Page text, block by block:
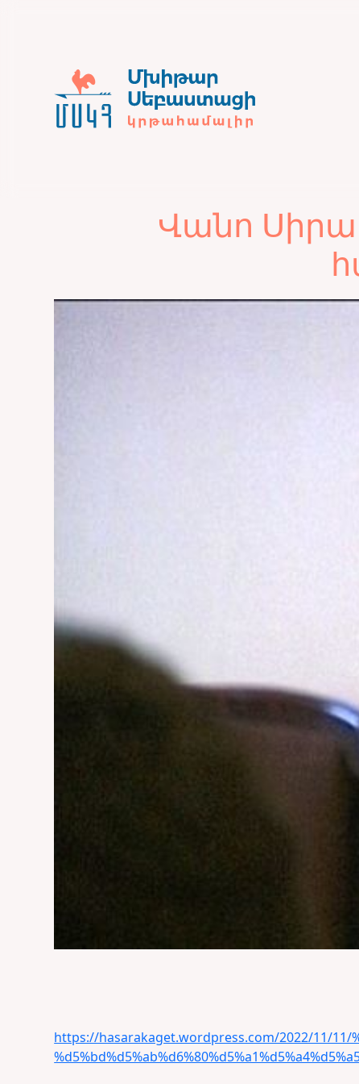
Վանո
https://hasarakaget.wordpress.com/2022/11/11/